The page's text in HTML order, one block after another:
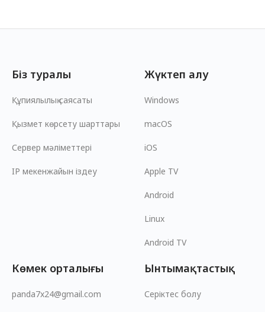
Біз туралы
Құпиялылық саясаты
Қызмет көрсету шарттары
Сервер мәліметтері
IP мекенжайын іздеу
Жүктеп алу
Windows
macOS
iOS
Apple TV
Android
Linux
Android TV
Көмек орталығы
panda7x24@gmail.com
Ынтымақтастық
Серіктес болу